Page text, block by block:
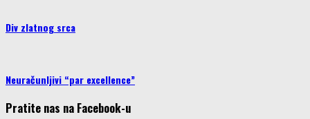
Div zlatnog srca
Neuračunljivi “par excellence”
Pratite nas na Facebook-u